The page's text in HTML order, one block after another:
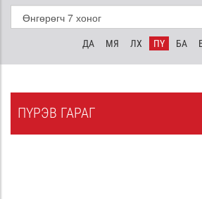
ДА МЯ ЛХ ПҮ БА
ПҮРЭВ ГАРАГ